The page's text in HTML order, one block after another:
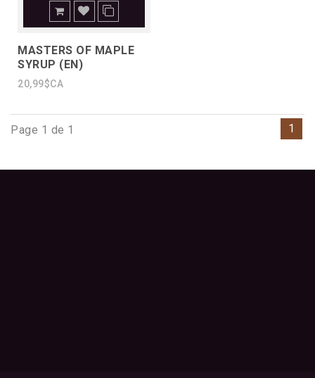
MASTERS OF MAPLE
SYRUP (EN)
20,99$CA
Page 1 de 1 1